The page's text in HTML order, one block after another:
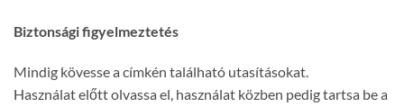
Biztonsági figyelmeztetés
Mindig kövesse a címkén található utasításokat.
Használat előtt olvassa el, használat közben pedig tartsa be a